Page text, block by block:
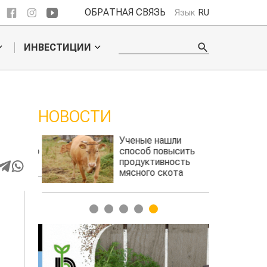
ОБРАТНАЯ СВЯЗЬ Язык RU
ИНВЕСТИЦИИ
НОВОСТИ
Ученые нашли
способ повысить
продуктивность
мясного скота
1 2 3 4 5